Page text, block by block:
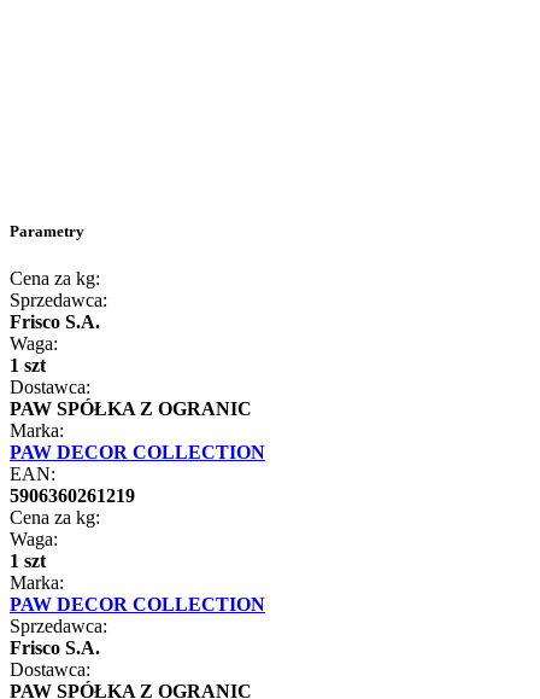
Parametry
Cena za kg:
Sprzedawca:
Frisco S.A.
Waga:
1 szt
Dostawca:
PAW SPÓŁKA Z OGRANIC
Marka:
PAW DECOR COLLECTION
EAN:
5906360261219
Cena za kg:
Waga:
1 szt
Marka:
PAW DECOR COLLECTION
Sprzedawca:
Frisco S.A.
Dostawca:
PAW SPÓŁKA Z OGRANIC